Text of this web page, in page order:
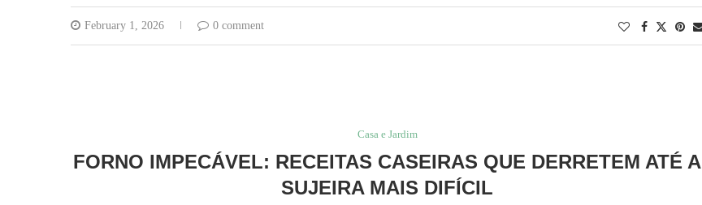
February 1, 2026 0 comment
Casa e Jardim
FORNO IMPECÁVEL: RECEITAS CASEIRAS QUE DERRETEM ATÉ A
SUJEIRA MAIS DIFÍCIL